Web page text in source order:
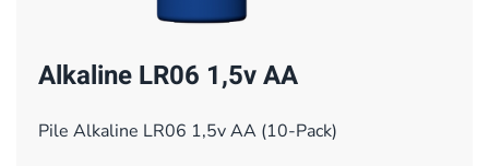
Alkaline LR06 1,5v AA
Pile Alkaline LR06 1,5v AA (10-Pack)